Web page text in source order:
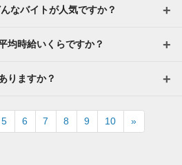
なバイトが人気ですか？
均時給いくらですか？
りますか？
5 6 7 8 9 10 »Next